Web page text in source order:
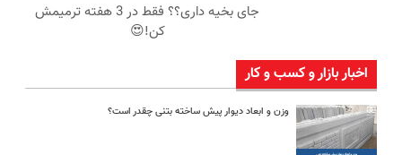
جای بخیه داری؟؟ فقط در 3 هفته ترمیمش
کن!😍
اخبار بازار و کسب و کار
وزن و ابعاد دیوار پیش ساخته بتنی چقدر است؟